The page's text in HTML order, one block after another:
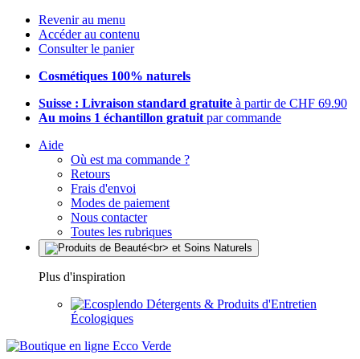
Revenir au menu
Accéder au contenu
Consulter le panier
Cosmétiques 100% naturels
Suisse : Livraison standard gratuite à partir de CHF 69.90
Au moins 1 échantillon gratuit par commande
Aide
Où est ma commande ?
Retours
Frais d'envoi
Modes de paiement
Nous contacter
Toutes les rubriques
Plus d'inspiration
Détergents & Produits d'Entretien
Écologiques